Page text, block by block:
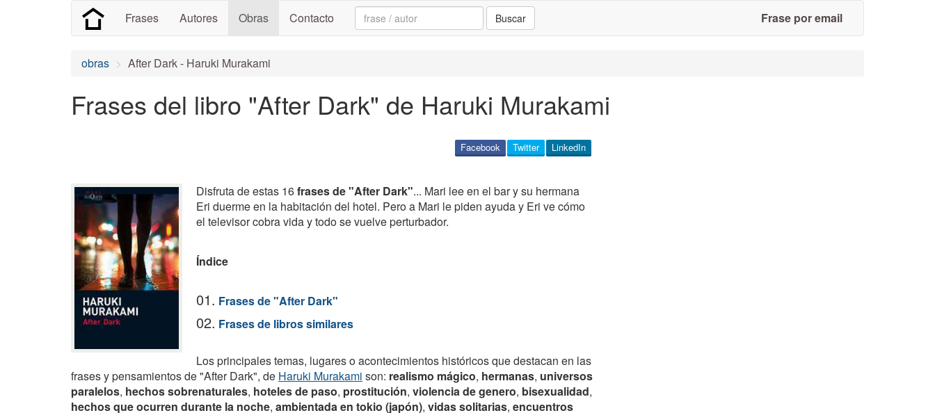
Frases Autores Obras Contacto Search: Buscar Frase por email
obras After Dark - Haruki Murakami
Frases del libro "After Dark" de Haruki Murakami
LinkedIn
Twitter
Facebook
Disfruta de estas 16frases de "After Dark"... Mari lee en el bar y su hermana
Eri duerme en la habitación del hotel. Pero a Mari le piden ayuda y Eri ve cómo
el televisor cobra vida y todo se vuelve perturbador.
Índice
01. Frases de "After Dark"
02. Frases de libros similares
Los principales temas, lugares o acontecimientos históricos que destacan en las
frases y pensamientos de "After Dark", de Haruki Murakami son: realismo mágico, hermanas, universos
paralelos, hechos sobrenaturales, hoteles de paso, prostitución, violencia de genero, bisexualidad,
hechos que ocurren durante la noche, ambientada en tokio (japón), vidas solitarias, encuentros